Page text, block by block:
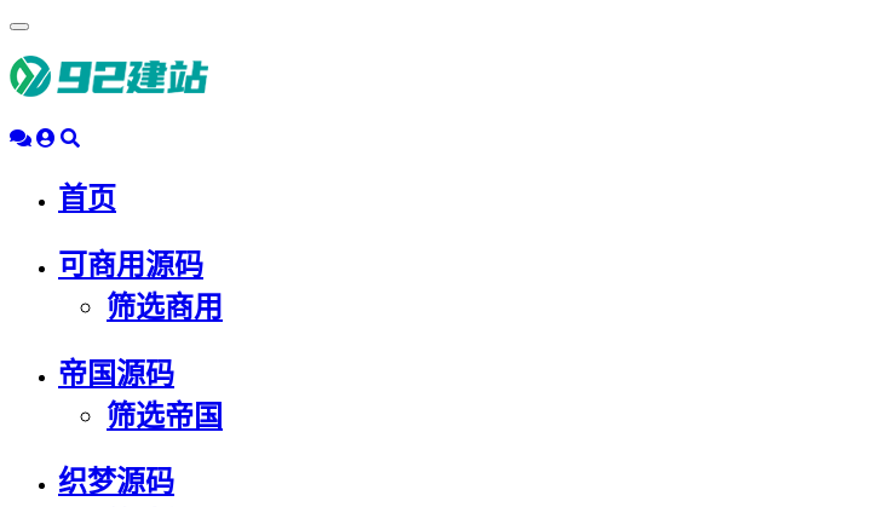
动
导
首页
可商用源码
筛选商用
帝国源码
筛选帝国
织梦源码